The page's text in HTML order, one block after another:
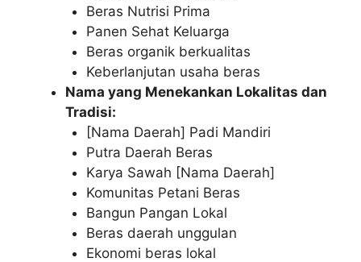
Beras Nutrisi Prima
Panen Sehat Keluarga
Beras organik berkualitas
Keberlanjutan usaha beras
Nama yang Menekankan Lokalitas dan
Tradisi:
[Nama Daerah] Padi Mandiri
Putra Daerah Beras
Karya Sawah [Nama Daerah]
Komunitas Petani Beras
Bangun Pangan Lokal
Beras daerah unggulan
Ekonomi beras lokal